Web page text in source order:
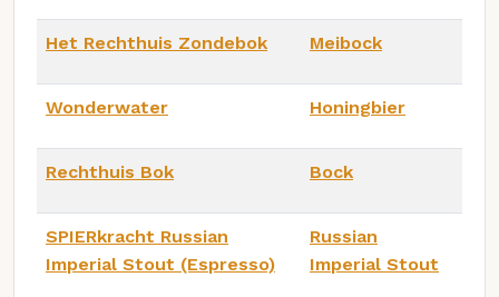
Het Rechthuis Zondebok Meibock
Wonderwater Honingbier
Rechthuis Bok Bock
SPIERkracht Russian
Imperial Stout (Espresso)
Russian
Imperial Stout